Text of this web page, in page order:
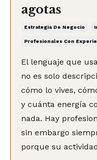
agotas
Estrategia De Negocio
Profesionales Con
El lenguaje que
no es solo
cómo lo vives,
y cuánta energía
nada. Hay
sin embargo
porque su